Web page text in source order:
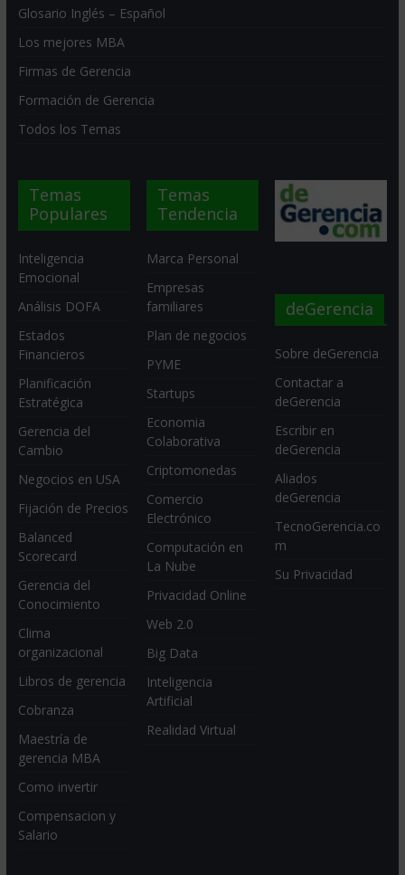
Glosario Inglés – Español
Los mejores MBA
Firmas de Gerencia
Formación de Gerencia
Todos los Temas
Temas
Populares
Inteligencia
Emocional
Análisis DOFA
Estados
Financieros
Planificación
Estratégica
Gerencia del
Cambio
Negocios en USA
Fijación de Precios
Balanced
Scorecard
Gerencia del
Conocimiento
Clima
organizacional
Libros de gerencia
Cobranza
Maestría de
gerencia MBA
Como invertir
Compensacion y
Salario
Temas
Tendencia
Marca Personal
Empresas
familiares
Plan de negocios
PYME
Startups
Economia
Colaborativa
Criptomonedas
Comercio
Electrónico
Computación en
La Nube
Privacidad Online
Web 2.0
Big Data
Inteligencia
Artificial
Realidad Virtual
deGerencia
Sobre deGerencia
Contactar a
deGerencia
Escribir en
deGerencia
Aliados
deGerencia
TecnoGerencia.co
m
Su Privacidad